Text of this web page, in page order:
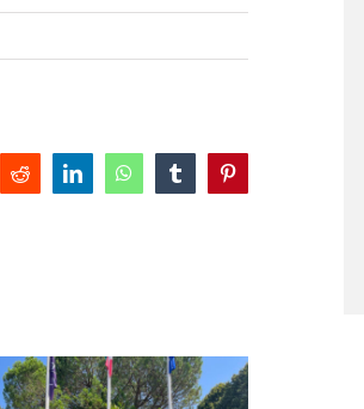
RedditLinkedInWhatsAppTumblrPinterest